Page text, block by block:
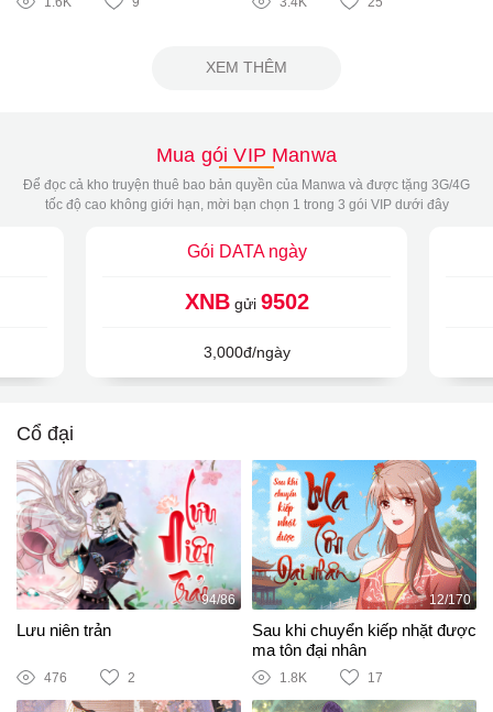
XEM THÊM
Mua gói VIP Manwa
Để đọc cả kho truyện thuê bao bản quyền của Manwa và được tặng 3G/4G
tốc độ cao không giới hạn, mời bạn chọn 1 trong 3 gói VIP dưới đây
Gói DATA ngày
XNBgửi 9502
3,000đ/ngày
Cổ đại
94/86
Lưu niên trản
476 2
12/170
Sau khi chuyển kiếp nhặt được
ma tôn đại nhân
1.8K 17